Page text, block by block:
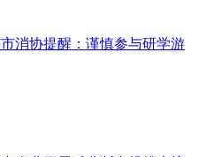
消协提醒：谨慎参与研学游